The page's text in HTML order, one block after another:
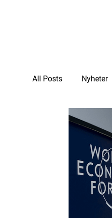
All Posts Nyheter
Vareautomat